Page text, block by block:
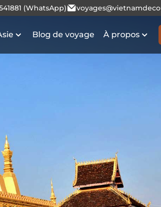
(WhatsApp)
Blog de voyage À propos